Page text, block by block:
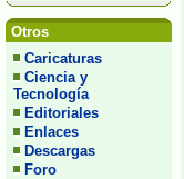
Otros
Caricaturas
Ciencia y
Tecnología
Editoriales
Enlaces
Descargas
Foro